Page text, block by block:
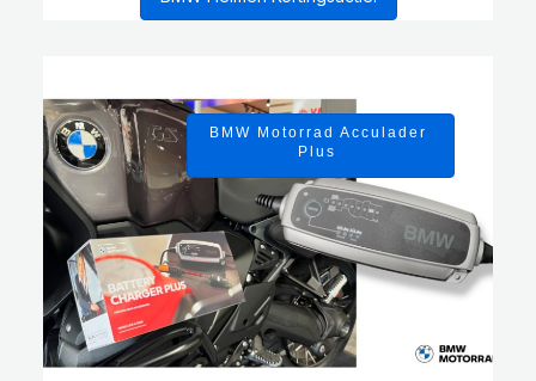
BMW Motorrad Acculader
Plus